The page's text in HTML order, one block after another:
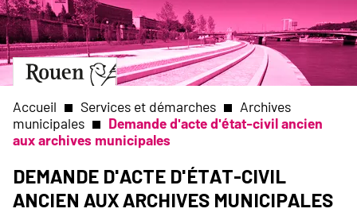
Aller
au
contenu
principal
Aller
à
page
d’accueil
Slide
1
of
1
d'Ariane
Accueil Services et démarches
Archives
municipales
Demande d'acte d'état-civil ancien
aux archives municipales
Demande d'acte d'état-civil
ancien aux archives municipales